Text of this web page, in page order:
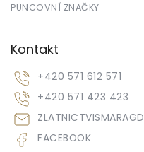
PUNCOVNÍ ZNAČKY
Kontakt
ZLATNICTVISMARAGD
+420 571 612 571
+420 571 423 423
FACEBOOK